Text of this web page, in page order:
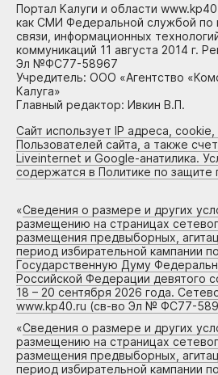
Портал Калуги и области
как СМИ Федеральной службой по
связи, информационных
коммуникаций 11 августа 2014 г.
Эл №ФС77-58967
Учредитель: ООО «Агентство
Калуга»
Главный редактор: Ивкин В.П.
Сайт использует IP адреса,
Пользователей сайта, а также
Liveinternet и Google-анатилика.
содержатся в Политике по защите
«Сведения о размере и других
размещению на страницах
размещения предвыборных,
период избирательной кампании
Государственную Думу
Российской Федерации девятого
18 – 20 сентября 2026 года.
www.kp40.ru (св-во Эл № ФС77-
«Сведения о размере и других
размещению на страницах
размещения предвыборных,
период избирательной кампании